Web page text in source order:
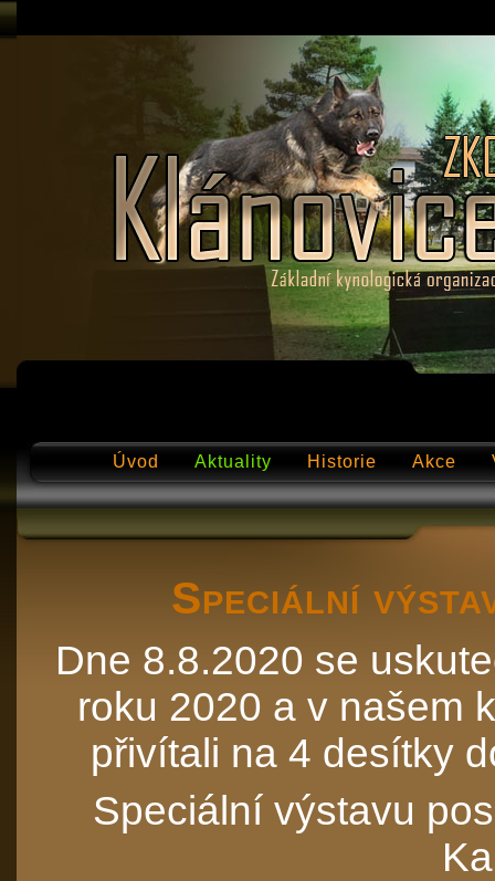
Úvod Aktuality Historie Akce
Speciální
Dne 8.8.2020 se
roku 2020 a v našem
přivítali na 4 desítky
Speciální výstavu